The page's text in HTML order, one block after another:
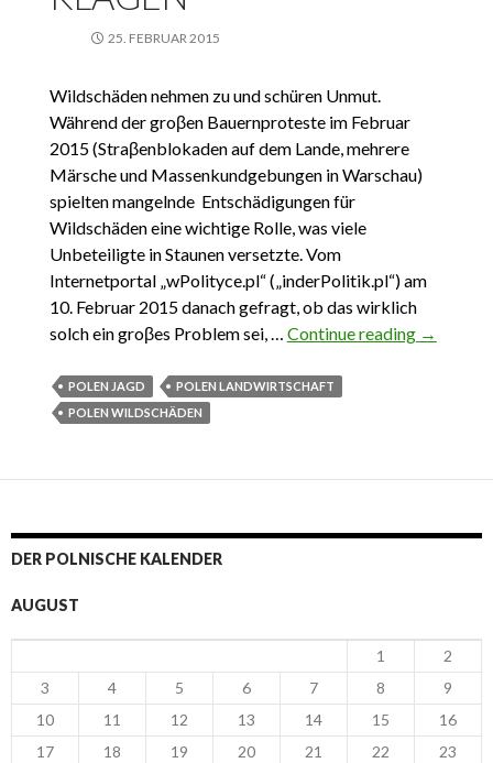
25. FEBRUAR 2015
Wildschäden nehmen zu und schüren Unmut.
Während der groβen Bauernproteste im Februar
2015 (Straβenblokaden auf dem Lande, mehrere
Märsche und Massenkundgebungen in Warschau)
spielten mangelnde Entschädigungen für
Wildschäden eine wichtige Rolle, was viele
Unbeteiligte in Staunen versetzte. Vom
Internetportal „wPolityce.pl“ („inderPolitik.pl“) am
10. Februar 2015 danach gefragt, ob das wirklich
solch ein groβes Problem sei, … Continue reading Keiler
→
POLEN JAGD
POLEN LANDWIRTSCHAFT
POLEN WILDSCHÄDEN
DER POLNISCHE KALENDER
AUGUST
1
2
3
4 5 6 7 8
9
10
11 12 13 14 15
16
17
18 19 20 21 22
23